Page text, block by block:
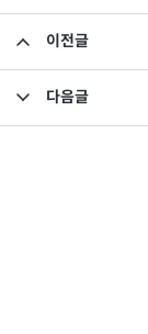
이전글
다음글